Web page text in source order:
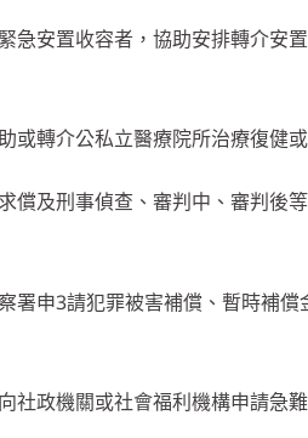
急安置收容者，協助安排轉介安
轉介公私立醫療院所治療復健
償及刑事偵查、審判中、審判後
署申3請犯罪被害補償、暫時補償
社政機關或社會福利機構申請急